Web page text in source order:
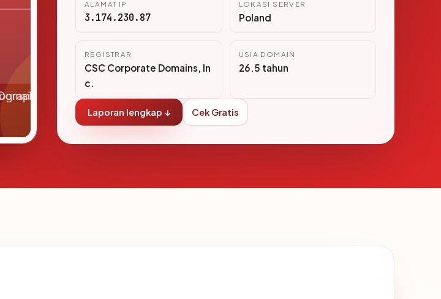
ALAMAT IP
3.174.230.87
LOKASI SERVER
Poland
REGISTRAR
CSC Corporate Domains, In
c.
USIA DOMAIN
26.5 tahun
Laporan lengkap ↓ Cek Gratis